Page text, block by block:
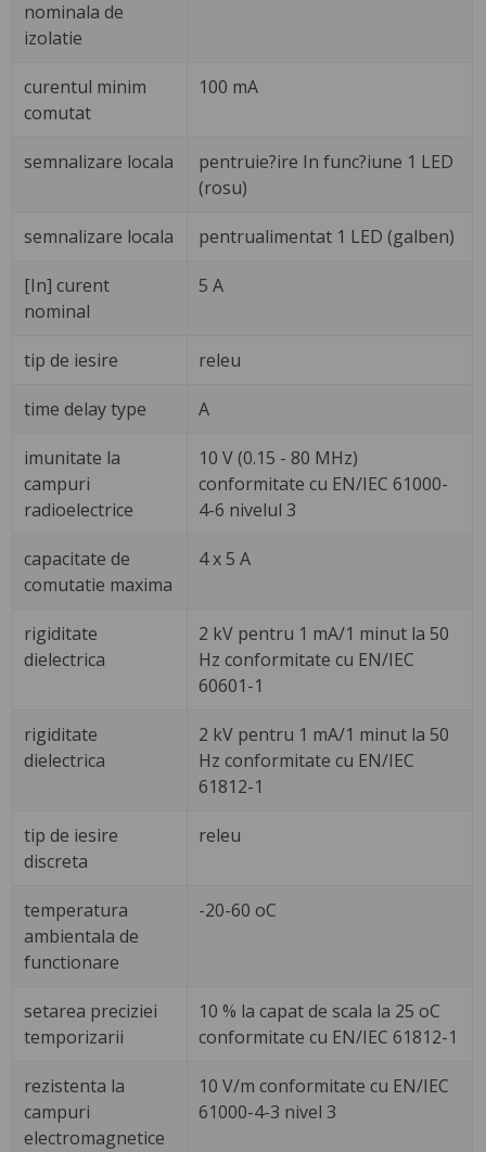
nominala de
izolatie
curentul minim
comutat
100 mA
semnalizare locala
pentruie?ire In func?iune 1 LED
(rosu)
semnalizare locala pentrualimentat 1 LED (galben)
[In] curent
nominal
5 A
tip de iesire releu
time delay type A
imunitate la
campuri
radioelectrice
10 V (0.15 - 80 MHz)
conformitate cu EN/IEC 61000-
4-6 nivelul 3
capacitate de
comutatie maxima
4 x 5 A
rigiditate
dielectrica
2 kV pentru 1 mA/1 minut la 50
Hz conformitate cu EN/IEC
60601-1
rigiditate
dielectrica
2 kV pentru 1 mA/1 minut la 50
Hz conformitate cu EN/IEC
61812-1
tip de iesire
discreta
releu
temperatura
ambientala de
functionare
-20-60 oC
setarea preciziei
temporizarii
10 % la capat de scala la 25 oC
conformitate cu EN/IEC 61812-1
rezistenta la
campuri
electromagnetice
10 V/m conformitate cu EN/IEC
61000-4-3 nivel 3